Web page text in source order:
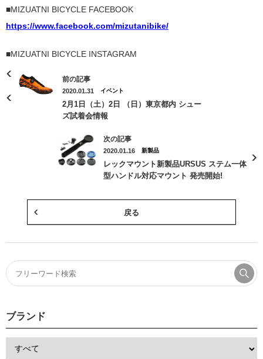
■MIZUATNI BICYCLE FACEBOOK
https://www.facebook.com/mizutanibike/
■MIZUATNI BICYCLE INSTAGRAM
前の記事
2020.01.31 イベント
2月1日（土）2日 （日）東京都内 シュー
ズ試着会情報
次の記事
2020.01.16 新製品
レックマウント新製品URSUS ステム一体
型ハンドル対応マウント 発売開始!
戻る
ブランド